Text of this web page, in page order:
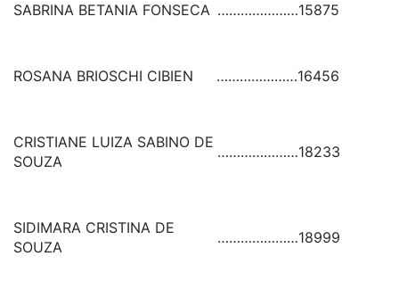
SABRINA BETANIA FONSECA …………………15875
ROSANA BRIOSCHI CIBIEN …………………16456
CRISTIANE LUIZA SABINO DE
SOUZA
…………………18233
SIDIMARA CRISTINA DE
SOUZA
…………………18999